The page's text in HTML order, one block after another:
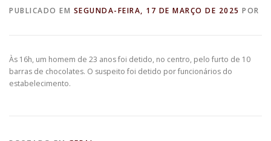
PUBLICADO EM SEGUNDA-FEIRA, 17 DE MARÇO DE 2025 POR
Às 16h, um homem de 23 anos foi detido, no centro, pelo furto de 10
barras de chocolates. O suspeito foi detido por funcionários do
estabelecimento.